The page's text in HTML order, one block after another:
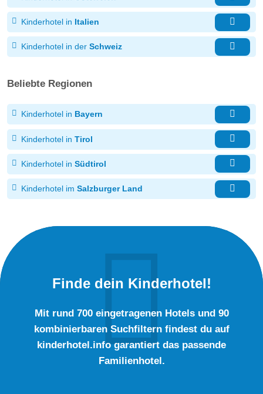
Kinderhotel in Italien
Kinderhotel in der Schweiz
Beliebte Regionen
Kinderhotel in Bayern
Kinderhotel in Tirol
Kinderhotel in Südtirol
Kinderhotel im Salzburger Land
Finde dein Kinderhotel!
Mit rund 700 eingetragenen Hotels und 90
kombinierbaren Suchfiltern findest du auf
kinderhotel.info garantiert das passende
Familienhotel.